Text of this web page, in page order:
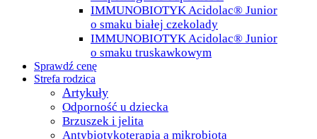
IMMUNOBIOTYK Acidolac® Junior
o smaku białej czekolady
IMMUNOBIOTYK Acidolac® Junior
o smaku truskawkowym
Sprawdź cenę
Strefa rodzica
Artykuły
Odporność u dziecka
Brzuszek i jelita
Antybiotykoterapia a mikrobiota